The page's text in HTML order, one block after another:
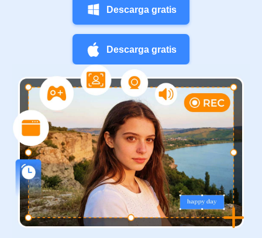
Descarga gratis
Descarga gratis